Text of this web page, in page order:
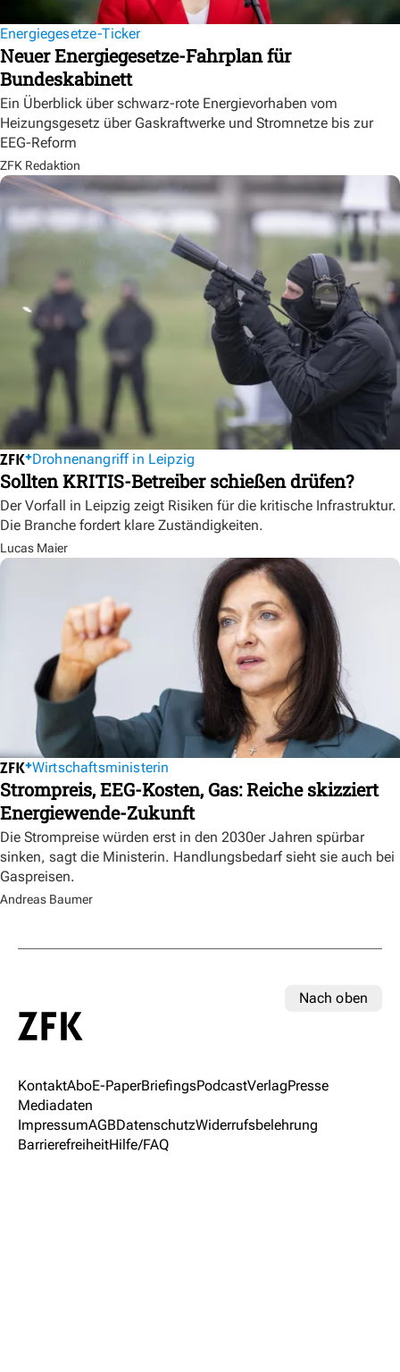
Energiegesetze-Ticker
Neuer Energiegesetze-Fahrplan für
Bundeskabinett
Ein Überblick über schwarz-rote Energievorhaben vom
Heizungsgesetz über Gaskraftwerke und Stromnetze bis zur
EEG-Reform
ZFK Redaktion
Drohnenangriff in Leipzig
Sollten KRITIS-Betreiber schießen drüfen?
Der Vorfall in Leipzig zeigt Risiken für die kritische Infrastruktur.
Die Branche fordert klare Zuständigkeiten.
Lucas Maier
Wirtschaftsministerin
Strompreis, EEG-Kosten, Gas: Reiche skizziert
Energiewende-Zukunft
Die Strompreise würden erst in den 2030er Jahren spürbar
sinken, sagt die Ministerin. Handlungsbedarf sieht sie auch bei
Gaspreisen.
Andreas Baumer
Nach oben
KontaktAboE-PaperBriefingsPodcastVerlagPresse
Mediadaten
ImpressumAGBDatenschutzWiderrufsbelehrung
BarrierefreiheitHilfe/FAQ